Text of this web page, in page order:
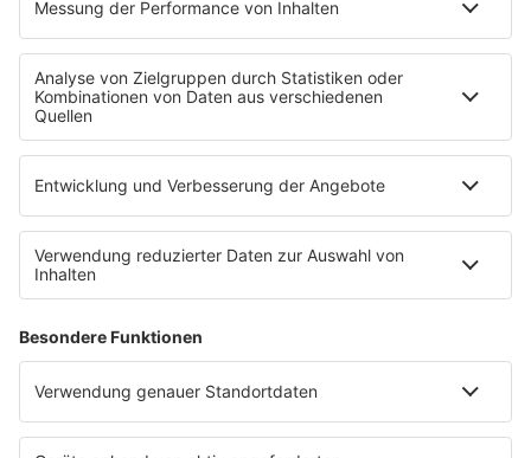
Unruhestand
Vom Kuhstall in Schleswig-Holstein über West-
Berlin bis zu elektronischen Soloexperimenten:
Diese 65 Fakten zeigen überraschende Seiten
von Martin Gore von Depeche Mode.
mehr lesen